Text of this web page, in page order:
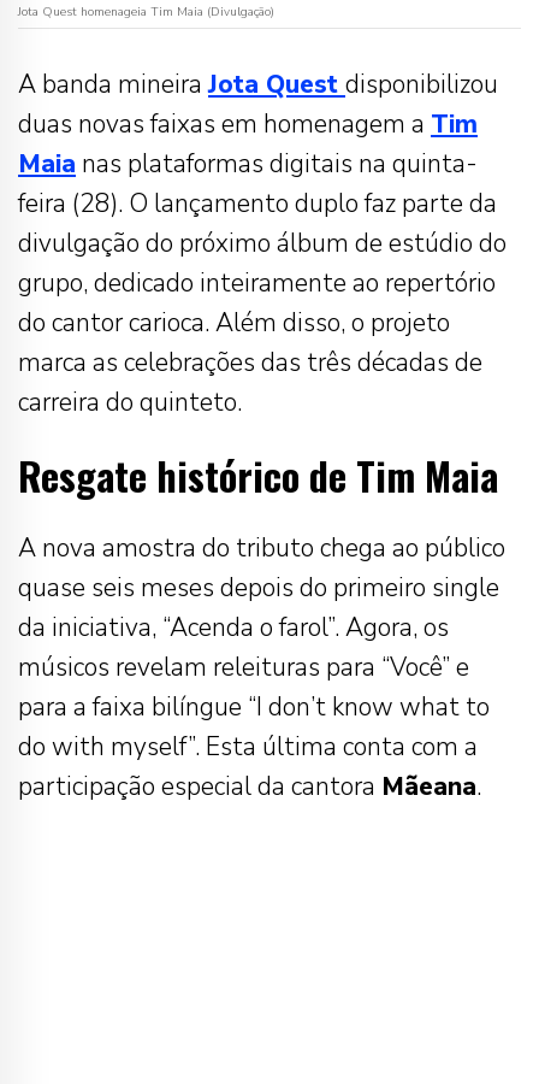
Jota Quest homenageia Tim Maia (Divulgação)
A banda mineiraJota Quest disponibilizou
duas novas faixas em homenagem a Tim
Maia nas plataformas digitais na quinta-
feira (28). O lançamento duplo faz parte da
divulgação do próximo álbum de estúdio do
grupo, dedicado inteiramente ao repertório
do cantor carioca. Além disso, o projeto
marca as celebrações das três décadas de
carreira do quinteto.
Resgate histórico de Tim Maia
A nova amostra do tributo chega ao público
quase seis meses depois do primeiro single
da iniciativa, “Acenda o farol”. Agora, os
músicos revelam releituras para “Você” e
para a faixa bilíngue “I don’t know what to
do with myself”. Esta última conta com a
participação especial da cantora Mãeana.